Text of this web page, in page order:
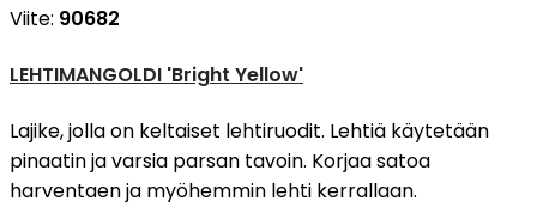
Viite: 90682
LEHTIMANGOLDI 'Bright Yellow'
Lajike, jolla on keltaiset lehtiruodit. Lehtiä käytetään
pinaatin ja varsia parsan tavoin. Korjaa satoa
harventaen ja myöhemmin lehti kerrallaan.